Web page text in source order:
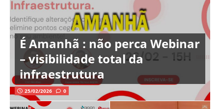
É Amanhã : não perca Webinar
– visibilidade total da
infraestrutura
25/02/2026 0